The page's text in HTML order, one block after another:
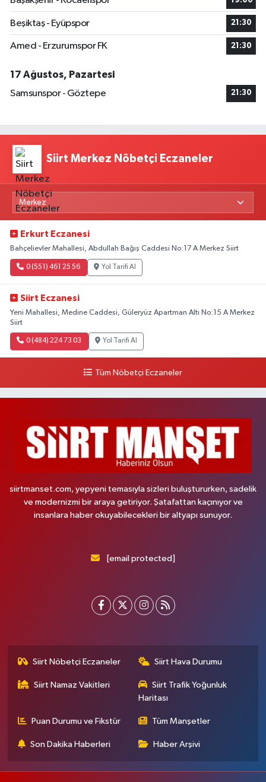
Beşiktaş - Eyüpspor 21:30
Amed - Erzurumspor FK 21:30
17 Ağustos, Pazartesi
Samsunspor - Göztepe
21:30
Siirt Merkez Nöbetçi Eczaneler
Erkurt Eczanesi
Bahçelievler Mahallesi, Abdullah Bağış Caddesi No:17 A Merkez Siirt
0 (551) 461 25 56 Yol Tarifi Al
Siirt Eczanesi
Yeni Mahallesi, Medine Caddesi, Güleryüz Apartman Altı No:15 A Merkez
Siirt
0 (484) 224 73 03 Yol Tarifi Al
Tüm Nöbetçi Eczaneler
siirtmanset.com, yepyeni temasıyla sizleri buluştururken, sadelik
ve modernizmi bir araya getiriyor. Şatafattan kaçınıyor ve
insanlara haber okuyabilecekleri bir altyapı sunuyor.
[email protected]
Siirt Nöbetçi Eczaneler Siirt Hava Durumu
Siirt Namaz Vakitleri
Siirt Trafik Yoğunluk
Haritası
Puan Durumu ve Fikstür Tüm Manşetler
Son Dakika Haberleri Haber Arşivi